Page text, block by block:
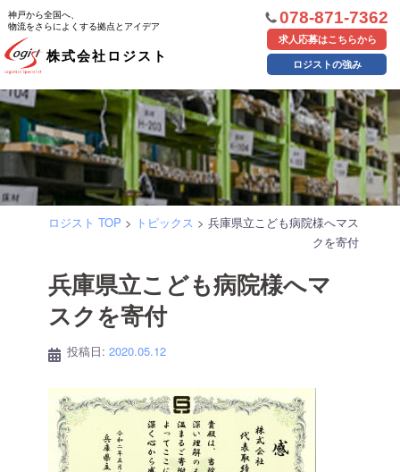
コ
ン
テ
ツ
へ
ス
キ
ッ
神戸から全国へ、
物流をさらによくする拠点とアイデア
株式会社ロジスト
078-871-7362
求人応募はこちらから
ロジストの強み
ロジスト TOP > トピックス > 兵庫県立こども病院様へマス
クを寄付
兵庫県立こども病院様へマ
スクを寄付
投稿日: 2020.05.12